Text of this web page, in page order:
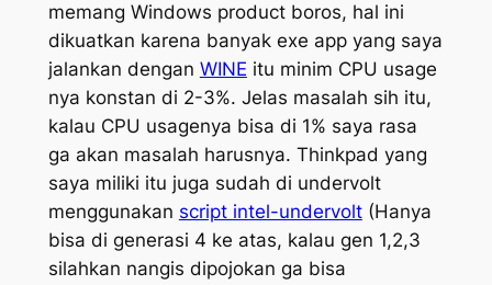
memang Windows product boros, hal ini
dikuatkan karena banyak exe app yang saya
jalankan dengan WINE itu minim CPU usage
nya konstan di 2-3%. Jelas masalah sih itu,
kalau CPU usagenya bisa di 1% saya rasa
ga akan masalah harusnya. Thinkpad yang
saya miliki itu juga sudah di undervolt
menggunakan script intel-undervolt(Hanya
bisa di generasi 4 ke atas, kalau gen 1,2,3
silahkan nangis dipojokan ga bisa